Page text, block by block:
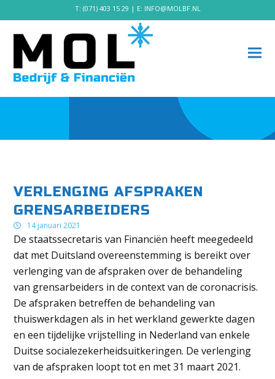
T: (071) 403 15 29 | E: INFO@MOLBF.NL
VERLENGING AFSPRAKEN
GRENSARBEIDERS
14 januari 2021
De staatssecretaris van Financiën heeft meegedeeld
dat met Duitsland overeenstemming is bereikt over
verlenging van de afspraken over de behandeling
van grensarbeiders in de context van de coronacrisis.
De afspraken betreffen de behandeling van
thuiswerkdagen als in het werkland gewerkte dagen
en een tijdelijke vrijstelling in Nederland van enkele
Duitse socialezekerheidsuitkeringen. De verlenging
van de afspraken loopt tot en met 31 maart 2021.